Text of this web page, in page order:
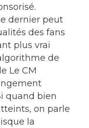
dernier peut
des fans
plus vrai
de
Le CM
quand bien
on parle
la